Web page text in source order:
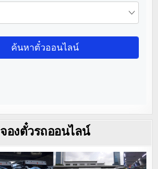
จองตั๋วรถออนไลน์